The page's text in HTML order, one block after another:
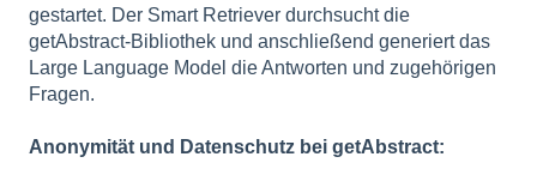
gestartet. Der Smart Retriever durchsucht die
getAbstract-Bibliothek und anschließend generiert das
Large Language Model die Antworten und zugehörigen
Fragen.
Anonymität und Datenschutz bei getAbstract: